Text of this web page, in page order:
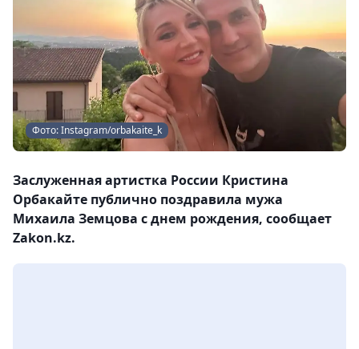
Фото: Instagram/orbakaite_k
Заслуженная артистка России Кристина
Орбакайте публично поздравила мужа
Михаила Земцова с днем рождения, сообщает
Zakon.kz.